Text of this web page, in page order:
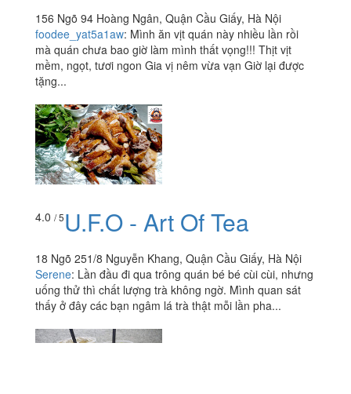
156 Ngõ 94 Hoàng Ngân, Quận Cầu Giấy, Hà Nội
foodee_yat5a1aw: Mình ăn vịt quán này nhiều lần rồi
mà quán chưa bao giờ làm mình thất vọng!!! Thịt vịt
mềm, ngọt, tươi ngon Gia vị nêm vừa vạn Giờ lại được
tặng...
4.0 / 5U.F.O - Art Of Tea
18 Ngõ 251/8 Nguyễn Khang, Quận Cầu Giấy, Hà Nội
Serene: Lần đầu đi qua trông quán bé bé cùi cùi, nhưng
uống thử thì chất lượng trà không ngờ. Mình quan sát
thấy ở đây các bạn ngâm lá trà thật mỗi lần pha...